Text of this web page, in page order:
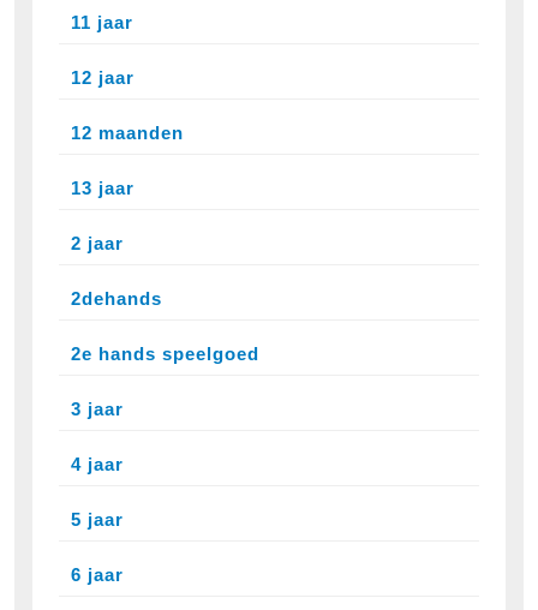
11 jaar
12 jaar
12 maanden
13 jaar
2 jaar
2dehands
2e hands speelgoed
3 jaar
4 jaar
5 jaar
6 jaar